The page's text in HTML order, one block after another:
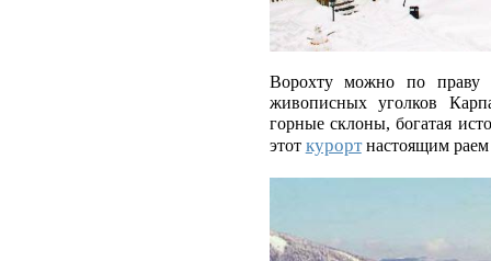
Ворохту можно по праву
живописных уголков
горные склоны, богатая
этот курортнастоящим